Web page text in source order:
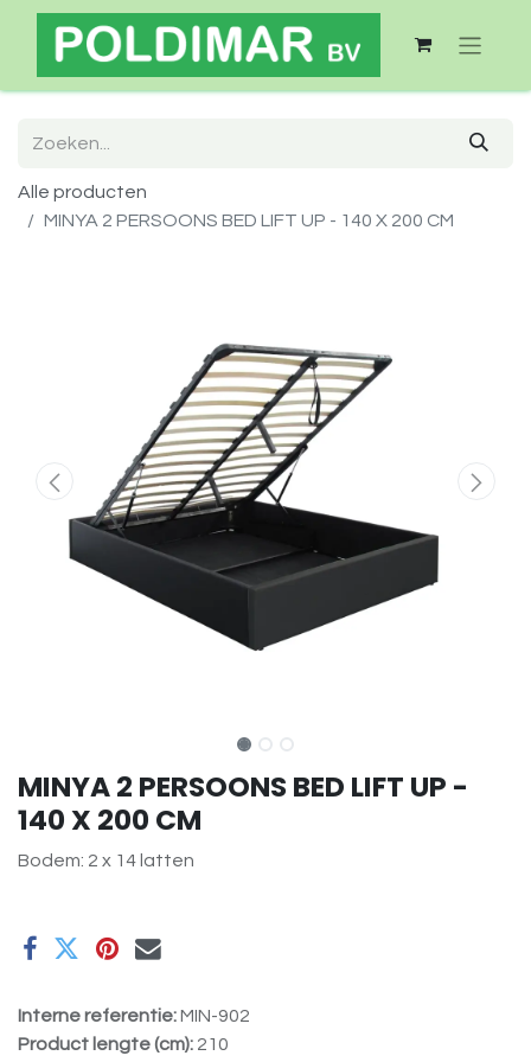
Alle producten
MINYA 2 PERSOONS BED LIFT UP - 140 X 200 CM
MINYA 2 PERSOONS BED LIFT UP -
140 X 200 CM
Bodem: 2 x 14 latten
Interne referentie:MIN-902
Product lengte (cm): 210